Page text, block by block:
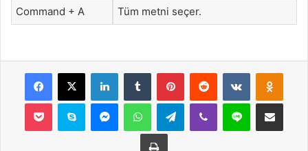
Command + A Tüm metni seçer.
Facebook
X LinkedInTumblr PinterestReddit VKontakte
Pocket Skype MessengerWhatsAppTelegramViber Line E-Posta ile
Yazdır